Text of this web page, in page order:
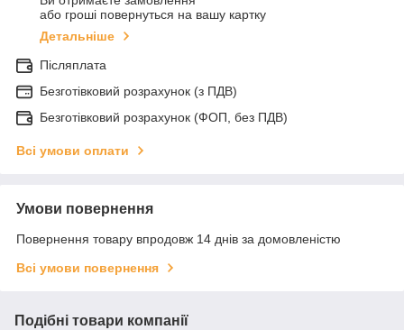
або гроші повернуться на вашу картку
Детальніше
Післяплата
Безготівковий розрахунок (з ПДВ)
Безготівковий розрахунок (ФОП, без ПДВ)
Всі умови оплати
Умови повернення
Повернення товару впродовж 14 днів за домовленістю
Всі умови повернення
Подібні товари компанії